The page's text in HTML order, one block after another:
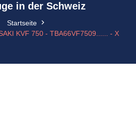
in der Schweiz
Startseite
KVF 750 - TBA66VF7509...... - X